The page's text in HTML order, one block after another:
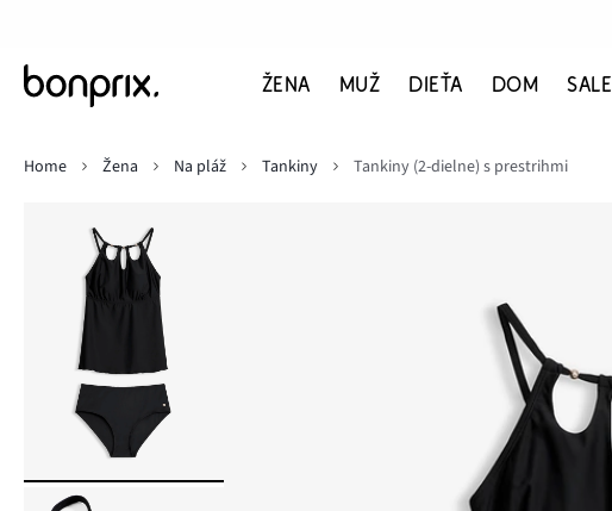
ŽENA MUŽ DIEŤA DOM SALE
Home
Žena Na pláž Tankiny Tankiny (2-dielne) s prestrihmi